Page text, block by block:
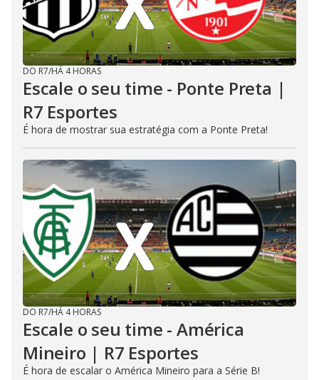
DO R7/HÁ 4 HORAS
Escale o seu time - Ponte Preta |
R7 Esportes
É hora de mostrar sua estratégia com a Ponte Preta!
DO R7/HÁ 4 HORAS
Escale o seu time - América
Mineiro | R7 Esportes
É hora de escalar o América Mineiro para a Série B!